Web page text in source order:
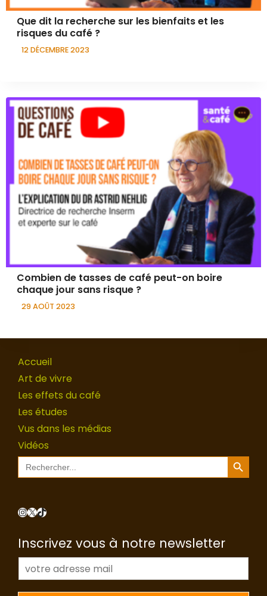
Que dit la recherche sur les bienfaits et les
risques du café ?
12 DÉCEMBRE 2023
Combien de tasses de café peut-on boire
chaque jour sans risque ?
29 AOÛT 2023
Accueil
Art de vivre
Les effets du café
Les études
Vus dans les médias
Vidéos
Search
for:
Search Button
Instagram
X TikTok
Inscrivez vous à notre newsletter
E